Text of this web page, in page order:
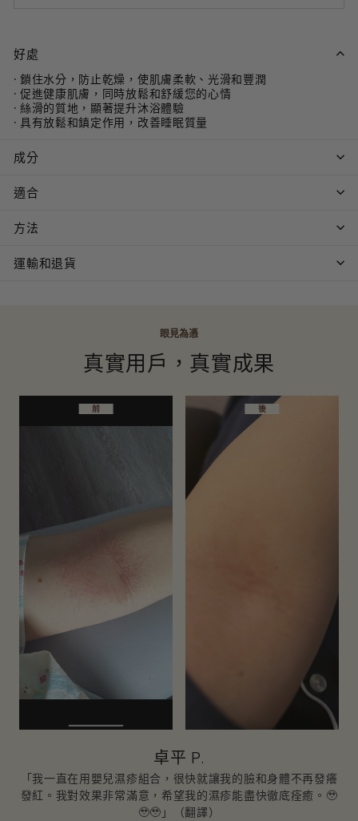
好處
鎖住水分，防止乾燥，使肌膚柔軟、光滑和豐潤
促進健康肌膚，同時放鬆和舒緩您的心情
絲滑的質地，顯著提升沐浴體驗
具有放鬆和鎮定作用，改善睡眠質量
成分
適合
方法
運輸和退貨
眼見為憑
真實用戶，真實成果
前 後
卓平 P.
「我一直在用嬰兒濕疹組合，很快就讓我的臉和身體不再發癢
發紅。我對效果非常滿意，希望我的濕疹能盡快徹底痊癒。🥹
🥹🥹」（翻譯）
前 後
「使用嬰兒潤膚露後，它極大地舒緩了我寶寶的皮膚，它立即
滋潤並緩解了濕疹的發紅，它完全使我寶寶的臉變得光滑，我
一定會繼續使用，以防止濕疹再次爆發。」（翻譯）
前 後
「我的朋友向我推薦了這款嬰兒潤膚露，令我驚訝的是，我寶
寶臉上的濕疹已經好多了，腿上粗糙的表面也恢復得很好，再
次變得光滑，我強烈推薦！」（翻譯）
前 後
我家寶寶的皮膚非常乾燥敏感，嘴巴附近經常起紅疹。我用了
Ms Chu嬰兒潤膚乳大概三天後，紅腫和紅腫都消退了！ ！這
款嬰兒潤膚乳質地很厚重，但很容易吸收，一點也不黏膩。從
那以後，我們全家都開始用這款嬰兒潤膚乳了。